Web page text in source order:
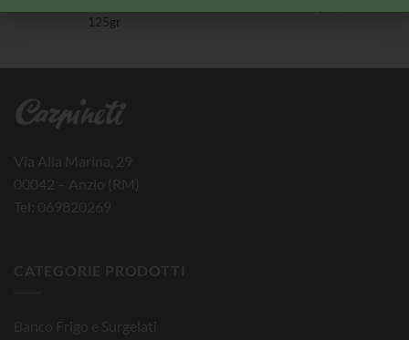
125gr
Via Alla Marina, 29
00042 – Anzio (RM)
Tel: 069820269
CATEGORIE PRODOTTI
Banco Frigo e Surgelati